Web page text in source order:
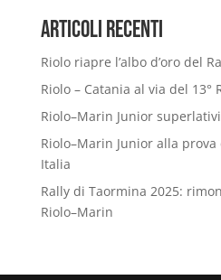
Articoli Recenti
Riolo riapre l’albo d’oro del
Riolo – Catania al via del 13°
Riolo–Marin Junior
Riolo–Marin Junior alla
Italia
Rally di Taormina 2025:
Riolo–Marin